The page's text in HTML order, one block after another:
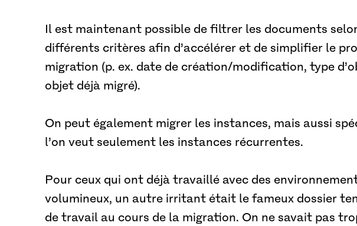
Il est maintenant possible de filtrer les documents
différents critères afin d’accélérer et de simplifier le
migration (p. ex. date de création/modification, type
objet déjà migré).
On peut également migrer les instances, mais aussi
l’on veut seulement les instances récurrentes.
Pour ceux qui ont déjà travaillé avec des
volumineux, un autre irritant était le fameux dossier
de travail au cours de la migration. On ne savait pas